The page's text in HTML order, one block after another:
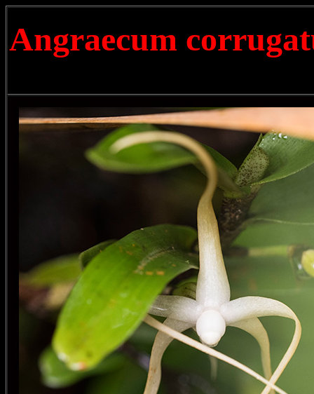
Angraecum